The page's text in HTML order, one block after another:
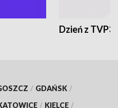
Dzień z TVP3
/ GDAŃSK /
/ KIELCE /